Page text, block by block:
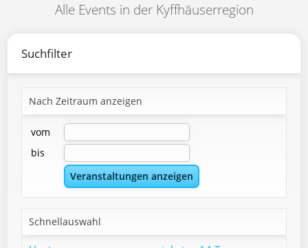
Alle Events in der Kyffhäuserregion
Suchfilter
Nach Zeitraum anzeigen
vom
bis
Schnellauswahl